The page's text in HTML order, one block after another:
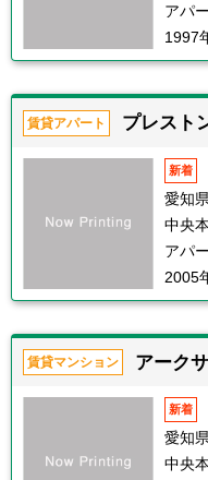
アパ
1997
賃貸アパート プレスト
新着
愛知
中央
アパ
2005
賃貸マンション アーク
新着
愛知
中央